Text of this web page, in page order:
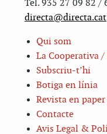
Tel. 935 27 09 82 /
directa@directa.cat
Qui som
La Cooperativa /
Subscriu-t’hi
Botiga en línia
Revista en paper
Contacte
Avis Legal &